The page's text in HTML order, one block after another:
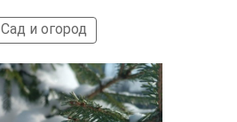
Сад и огород